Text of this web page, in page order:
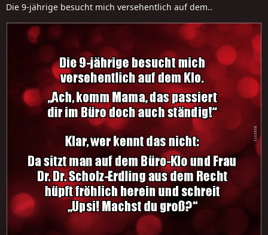
Die 9-jährige besucht mich versehentlich auf dem..